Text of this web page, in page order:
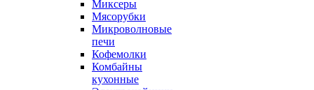
Миксеры
Мясорубки
Микроволновые
печи
Кофемолки
Комбайны
кухонные